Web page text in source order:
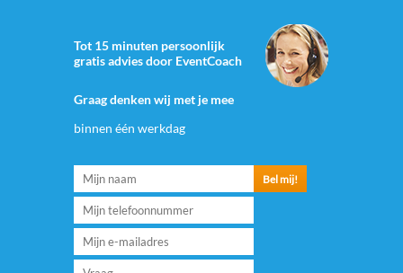
Tot 15 minuten persoonlijk
gratis advies door EventCoach
Graag denken wij met je mee
binnen één werkdag